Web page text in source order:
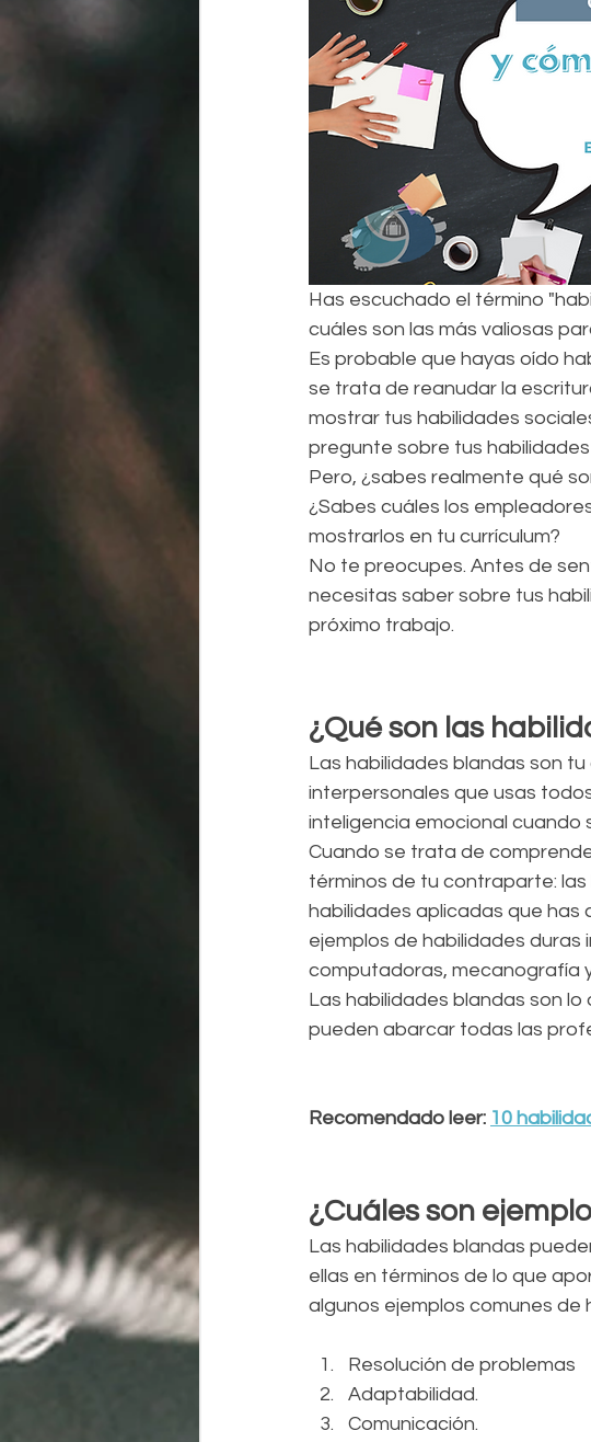
Has escuchado el término
cuáles son las más valiosas
Es probable que hayas oído
se trata de reanudar la
mostrar tus habilidades
pregunte sobre tus
Pero, ¿sabes realmente qué
¿Sabes cuáles los
mostrarlos en tu currículum?
No te preocupes. Antes de
necesitas saber sobre tus
próximo trabajo.
¿Qué son las
Las habilidades blandas son
interpersonales que usas
inteligencia emocional cuando
Cuando se trata de
términos de tu contraparte: las
habilidades aplicadas que has
ejemplos de habilidades
computadoras, mecanografía
Las habilidades blandas son
pueden abarcar todas las
Recomendado leer: 10
¿Cuáles son
Las habilidades blandas
ellas en términos de lo que
algunos ejemplos comunes de
Resolución de problemas
Adaptabilidad.
Comunicación.